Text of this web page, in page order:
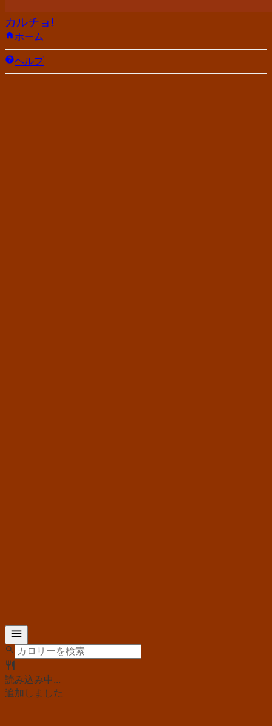
カルチョ!
ホーム
ヘルプ
読み込み中...
追加しました